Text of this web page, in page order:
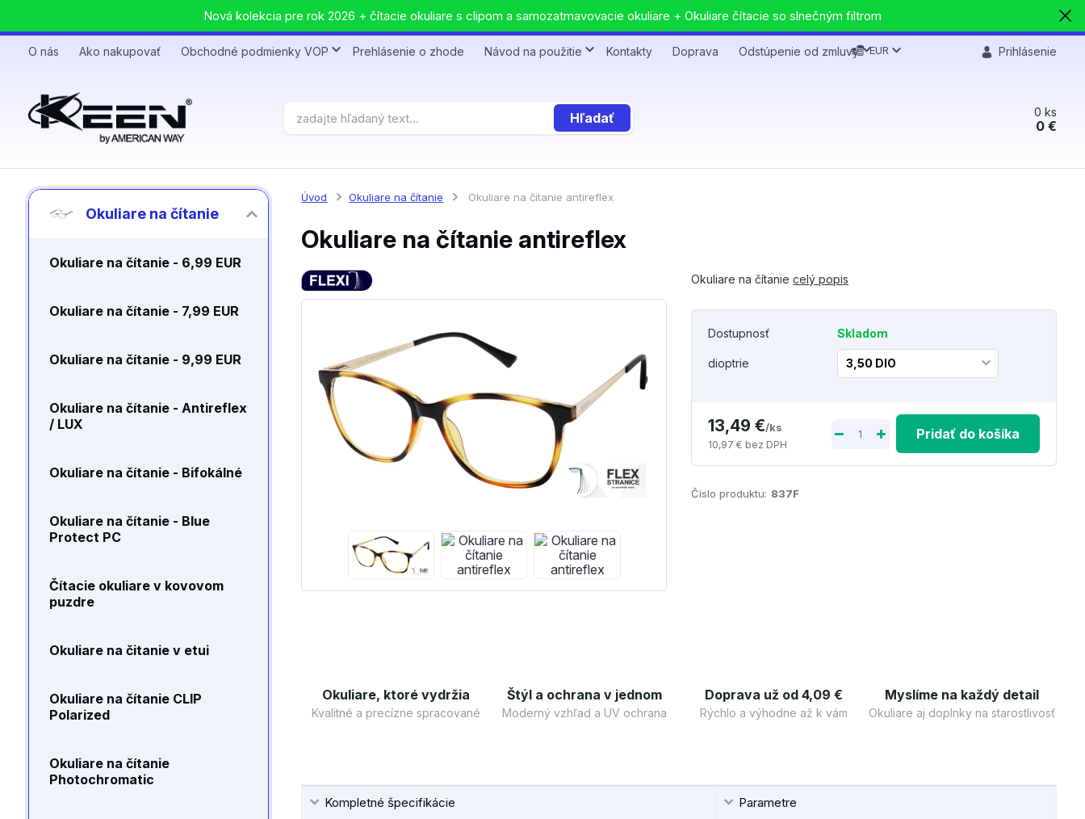
Nová kolekcia pre rok 2026 + čítacie okuliare s clipom a samozatmavovacie okuliare + Okuliare čítacie so slnečným filtrom
O nás Ako nakupovať Obchodné podmienky VOP Prehlásenie o zhode Návod na použitie Kontakty Doprava Odstúpenie od zmluvy EUR Prihlásenie
Hľadať 0 ks
0 €
Okuliare na čítanie
Okuliare na čítanie - 6,99 EUR
Okuliare na čítanie - 7,99 EUR
Okuliare na čítanie - 9,99 EUR
Okuliare na čítanie - Antireflex
/ LUX
Okuliare na čítanie - Bifokálné
Okuliare na čítanie - Blue
Protect PC
Čítacie okuliare v kovovom
puzdre
Okuliare na čitanie v etui
Okuliare na čítanie CLIP
Polarized
Okuliare na čítanie
Photochromatic
Úvod Okuliare na čítanie Okuliare na čítanie antireflex
Okuliare na čítanie antireflex
Okuliare na čítaniecelý popis
Dostupnosť Skladom
dioptrie
13,49 €/ks
10,97 € bez DPH
Pridať do košíka
Číslo produktu: 837F
Okuliare, ktoré vydržia
Kvalitné a precízne spracované
Štýl a ochrana v jednom
Moderný vzhľad a UV ochrana
Doprava už od 4,09 €
Rýchlo a výhodne až k vám
Myslíme na každý detail
Okuliare aj doplnky na starostlivosť
Kompletné špecifikácie Parametre